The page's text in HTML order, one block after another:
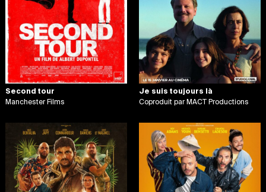
Second tour
Manchester Films
Je suis toujours là
Coproduit par MACT Productions